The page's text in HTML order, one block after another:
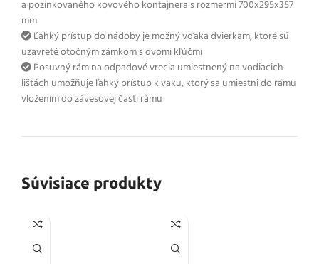
a pozinkovaného kovového kontajnera s rozmermi 700x295x357
mm
Ľahký prístup do nádoby je možný vďaka dvierkam, ktoré sú
uzavreté otočným zámkom s dvomi kľúčmi
Posuvný rám na odpadové vrecia umiestnený na vodiacich
lištách umožňuje ľahký prístup k vaku, ktorý sa umiestni do rámu
vložením do závesovej časti rámu
Súvisiace produkty